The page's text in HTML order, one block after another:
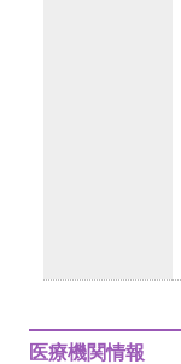
医療機関情報